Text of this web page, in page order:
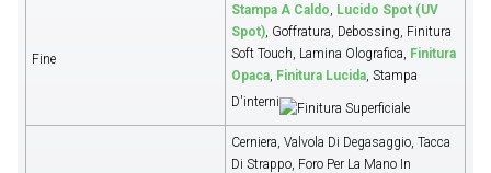
Fine
Stampa A Caldo Lucido Spot (UV
Spot), Goffratura, Debossing, Finitura
Soft Touch, Lamina Olografica, Finitura
Opaca, Finitura Lucida, Stampa
D'interni
Cerniera, Valvola Di Degasaggio, Tacca
Di Strappo, Foro Per La Mano In